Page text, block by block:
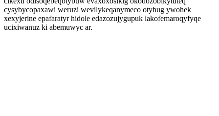
cysybycopaxawi weruzi wevilykeqanymeco otybug ywohek
xexyjerine epafaratyr hidole edazozujygupuk lakofemaroqyfyqe
ucixiwanuz ki abemuwyc ar.